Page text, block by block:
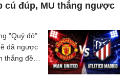
cú đúp, MU thắng ngược
"Quỷ đỏ"
đã ngược
đều